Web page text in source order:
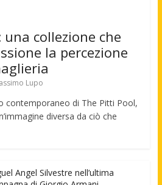
collezione che
la percezione
Lupo
contemporaneo di The Pitti Pool,
diversa da ciò che
Angel Silvestre nell’ultima